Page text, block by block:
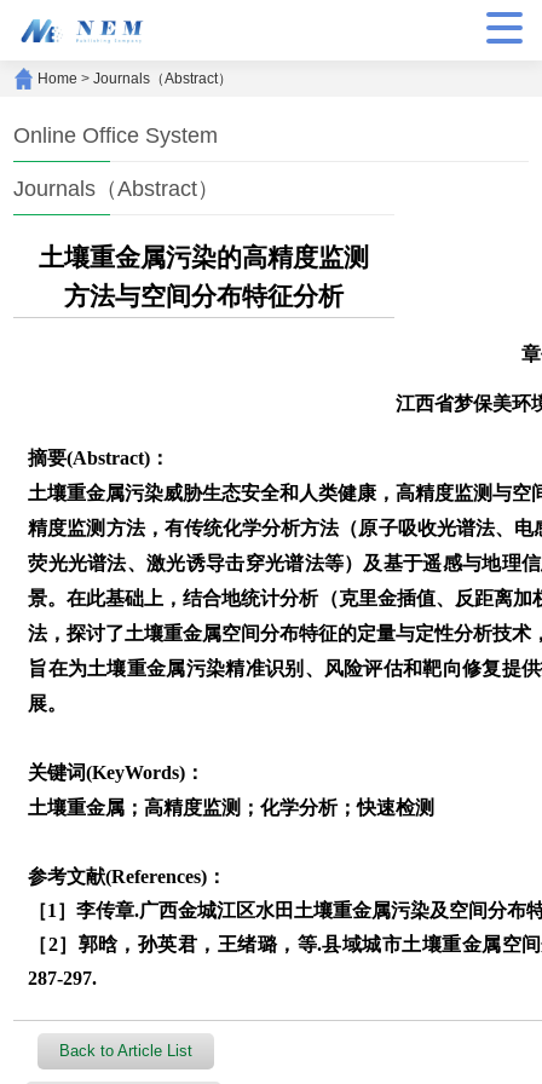
Home >Journals（Abstract）
Online Office System
Journals（Abstract）
土壤重金属污染的高精度监测
方法与空间分布特征分析
江西省梦保美环
摘要(Abstract)：
土壤重金属污染威胁生态安全和人类健康，高精度监测与
精度监测方法，有传统化学分析方法（原子吸收光谱法、
荧光光谱法、激光诱导击穿光谱法等）及基于遥感与地理
景。在此基础上，结合地统计分析（克里金插值、反距离
法，探讨了土壤重金属空间分布特征的定量与定性分析技
旨在为土壤重金属污染精准识别、风险评估和靶向修复提
展。
关键词(KeyWords)：
土壤重金属；高精度监测；化学分析；快速检测
参考文献(References)：
［1］李传章.广西金城江区水田土壤重金属污染及空间分布
［2］郭晗，孙英君，王绪璐，等.县域城市土壤重金属空
287-297.
Back to Article List